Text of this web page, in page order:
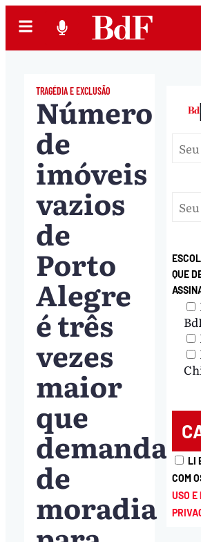
TRAGÉDIA E EXCLUSÃO
Número
de
imóveis
vazios
de
Porto
Alegre
é três
vezes
maior
que
demanda
de
moradia
QUE
LI
COM
USO